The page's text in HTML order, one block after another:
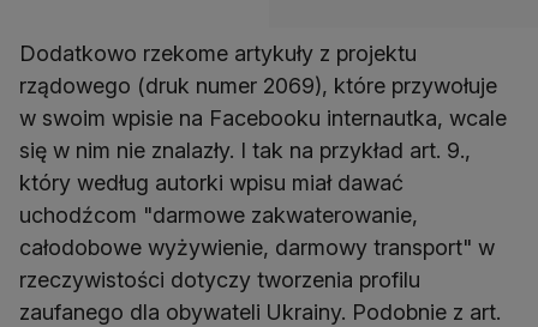
Dodatkowo rzekome artykuły z projektu
rządowego (druk numer 2069), które przywołuje
w swoim wpisie na Facebooku internautka, wcale
się w nim nie znalazły. I tak na przykład art. 9.,
który według autorki wpisu miał dawać
uchodźcom "darmowe zakwaterowanie,
całodobowe wyżywienie, darmowy transport" w
rzeczywistości dotyczy tworzenia profilu
zaufanego dla obywateli Ukrainy. Podobnie z art.